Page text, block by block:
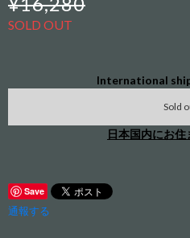
SOLD OUT
International
Sold
日本国内にお
Save
通報する